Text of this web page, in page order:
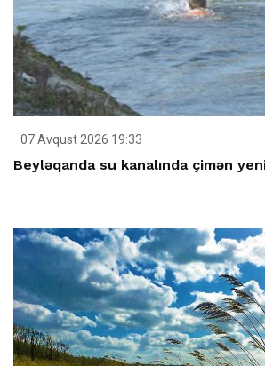
07 Avqust 2026 19:33
Beyləqanda su kanalında çimən